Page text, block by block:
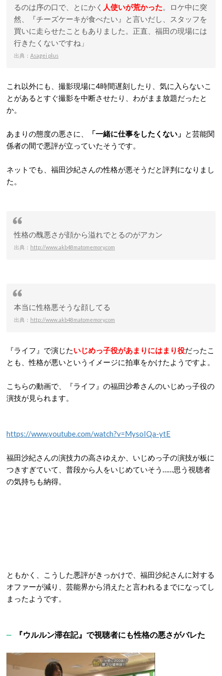
るのは序の口で、とにかく 人使いが荒かった。ロケ中に突
然、『チーズケーキが食べたい』と言いだし、スタッフを
買いに走らせたこともありました。正直、福田の現場には
行きたくないですね」
出典： Asagei plus
これ以外にも、撮影現場に4時間遅刻したり、気に入らないこ
とがあるとすぐ撮影を中断させたり、わがまま放題だったと
か。
あまりの態度の悪さに、 「一緒に仕事をしたくない」 と芸能関
係者の間で悪評が立っていたそうです。
ネットでも、福田沙紀さんの性格が悪そうだと評判になりまし
た。
性格の醜悪さが顔から溢れでとるのがアカン
出典： http://www.akb48matomemory.com
本当に性格悪そうな顔してる
出典： http://www.akb48matomemory.com
『ライフ』で演じたいじめっ子役があまりにはまり役だったこ
とも、性格が悪いというイメージに拍車をかけたようですよ。
こちらの動画で、『ライフ』の福田沙希さんのいじめっ子役の
演技が見られます。
https://www.youtube.com/watch?v=MysoIQa-ytE
福田沙紀さんの演技力の高さゆえか、いじめっ子の演技が板に
つきすぎていて、普段から人をいじめていそう……思う視聴者
の気持ちも納得。
ともかく、こうした悪評がきっかけで、福田沙紀さんに対する
オファーが減り、芸能界から消えたと言われるまでになってし
まったようです。
『ウルルン滞在記』で視聴者にも性格の悪さがバレた